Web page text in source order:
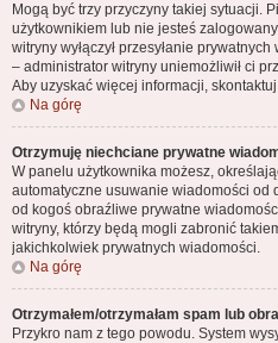
Mogą być trzy przyczyny takiej sytuacji.
użytkownikiem lub nie jesteś
witryny wyłączył przesyłanie
– administrator witryny uniemożliwił ci
Aby uzyskać więcej informacji,
Na górę
Otrzymuję niechciane prywatne
W panelu użytkownika możesz,
automatyczne usuwanie wiadomości od
od kogoś obraźliwe prywatne
witryny, którzy będą mogli zabronić
jakichkolwiek prywatnych wiadomości.
Na górę
Otrzymałem/otrzymałam spam lub
Przykro nam z tego powodu. System